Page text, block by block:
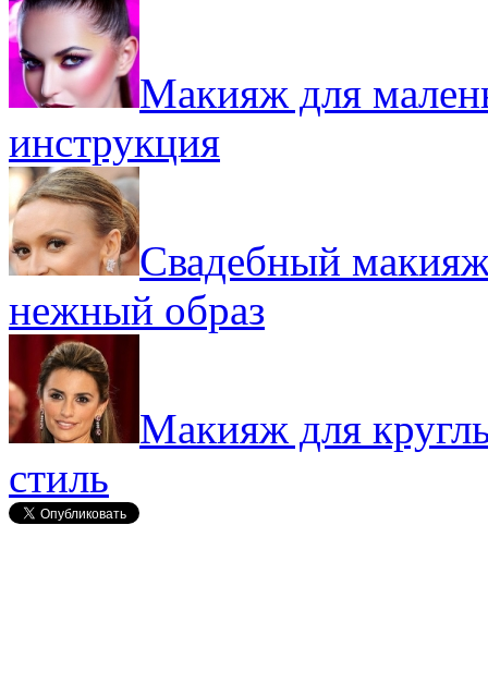
Макияж для
инструкция
Свадебный макияж
нежный образ
Макияж для
стиль